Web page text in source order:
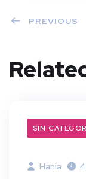
PREVIOUS
SIN
Hania